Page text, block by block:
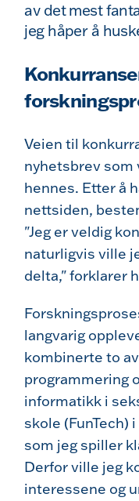
av det mest
jeg håper å
Veien til
nyhetsbrev som
hennes. Etter å
nettsiden,
"Jeg er veldig
naturligvis ville
delta," forklarer
langvarig
kombinerte to
programmering
informatikk i
skole
som jeg spiller
Derfor ville jeg
interessene og